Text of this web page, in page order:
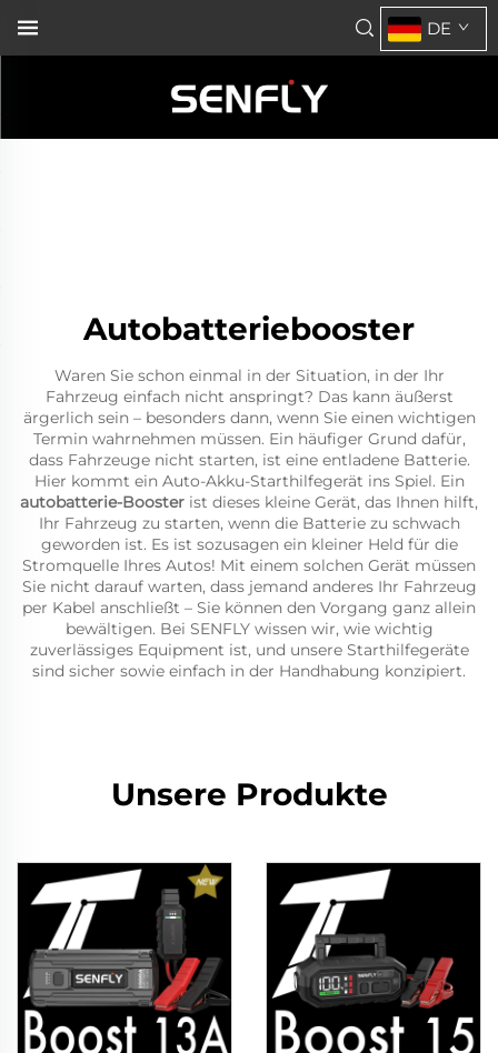
DE
Autobatteriebooster
Waren Sie schon einmal in der Situation, in der Ihr
Fahrzeug einfach nicht anspringt? Das kann äußerst
ärgerlich sein – besonders dann, wenn Sie einen wichtigen
Termin wahrnehmen müssen. Ein häufiger Grund dafür,
dass Fahrzeuge nicht starten, ist eine entladene Batterie.
Hier kommt ein Auto-Akku-Starthilfegerät ins Spiel. Ein
autobatterie-Booster ist dieses kleine Gerät, das Ihnen hilft,
Ihr Fahrzeug zu starten, wenn die Batterie zu schwach
geworden ist. Es ist sozusagen ein kleiner Held für die
Stromquelle Ihres Autos! Mit einem solchen Gerät müssen
Sie nicht darauf warten, dass jemand anderes Ihr Fahrzeug
per Kabel anschließt – Sie können den Vorgang ganz allein
bewältigen. Bei SENFLY wissen wir, wie wichtig
zuverlässiges Equipment ist, und unsere Starthilfegeräte
sind sicher sowie einfach in der Handhabung konzipiert.
Unsere Produkte